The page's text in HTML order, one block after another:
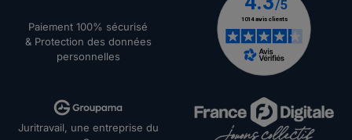
Paiement 100% sécurisé
& Protection des données
personnelles
Juritravail, une entreprise du